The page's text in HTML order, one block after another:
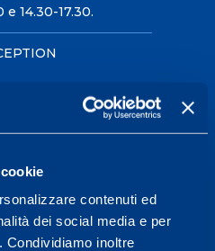
contenuti ed
dei social media e per
Condividiamo inoltre
14.30-17.30.
l'alta
il